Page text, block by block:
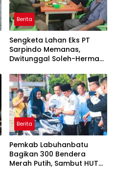
Berita
Sengketa Lahan Eks PT
Sarpindo Memanas,
Dwitunggal Soleh-Herman
ke Pulau Rupat
Berita
Pemkab Labuhanbatu
Bagikan 300 Bendera
Merah Putih, Sambut HUT